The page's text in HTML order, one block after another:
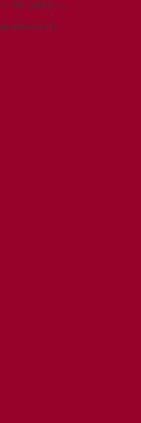
= "94" LIMIT 1 ---
(1) ---